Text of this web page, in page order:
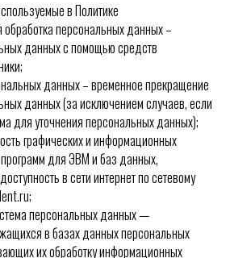
в Политике
обработка персональных данных –
данных с помощью средств
данных – временное прекращение
данных (за исключением случаев, если
для уточнения персональных данных);
графических и информационных
для ЭВМ и баз данных,
в сети интернет по сетевому
персональных данных —
в базах данных персональных
их обработку информационных